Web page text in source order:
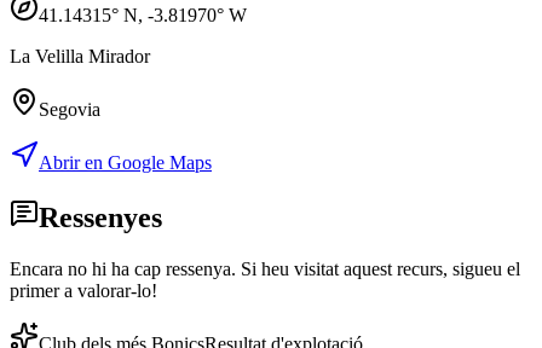
41.14315° N, -3.81970° W
La Velilla Mirador
Segovia
Abrir en Google Maps
Ressenyes
Encara no hi ha cap ressenya. Si heu visitat aquest recurs, sigueu el
primer a valorar-lo!
Club dels més BonicsResultat d'explotació